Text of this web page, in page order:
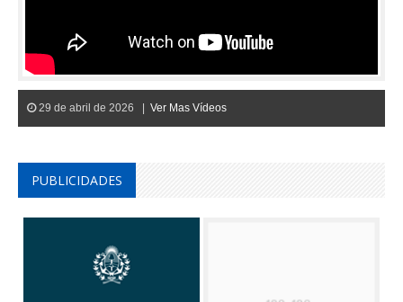
29 de abril de 2026 | Ver Mas Vídeos
PUBLICIDADES